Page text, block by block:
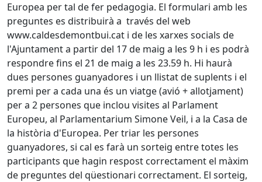
Europea per tal de fer pedagogia. El formulari amb les
preguntes es distribuirà a través del web
www.caldesdemontbui.cat i de les xarxes socials de
l'Ajuntament a partir del 17 de maig a les 9 h i es podrà
respondre fins el 21 de maig a les 23.59 h. Hi haurà
dues persones guanyadores i un llistat de suplents i el
premi per a cada una és un viatge (avió + allotjament)
per a 2 persones que inclou visites al Parlament
Europeu, al Parlamentarium Simone Veil, i a la Casa de
la història d'Europea. Per triar les persones
guanyadores, si cal es farà un sorteig entre totes les
participants que hagin respost correctament el màxim
de preguntes del qüestionari correctament. El sorteig,